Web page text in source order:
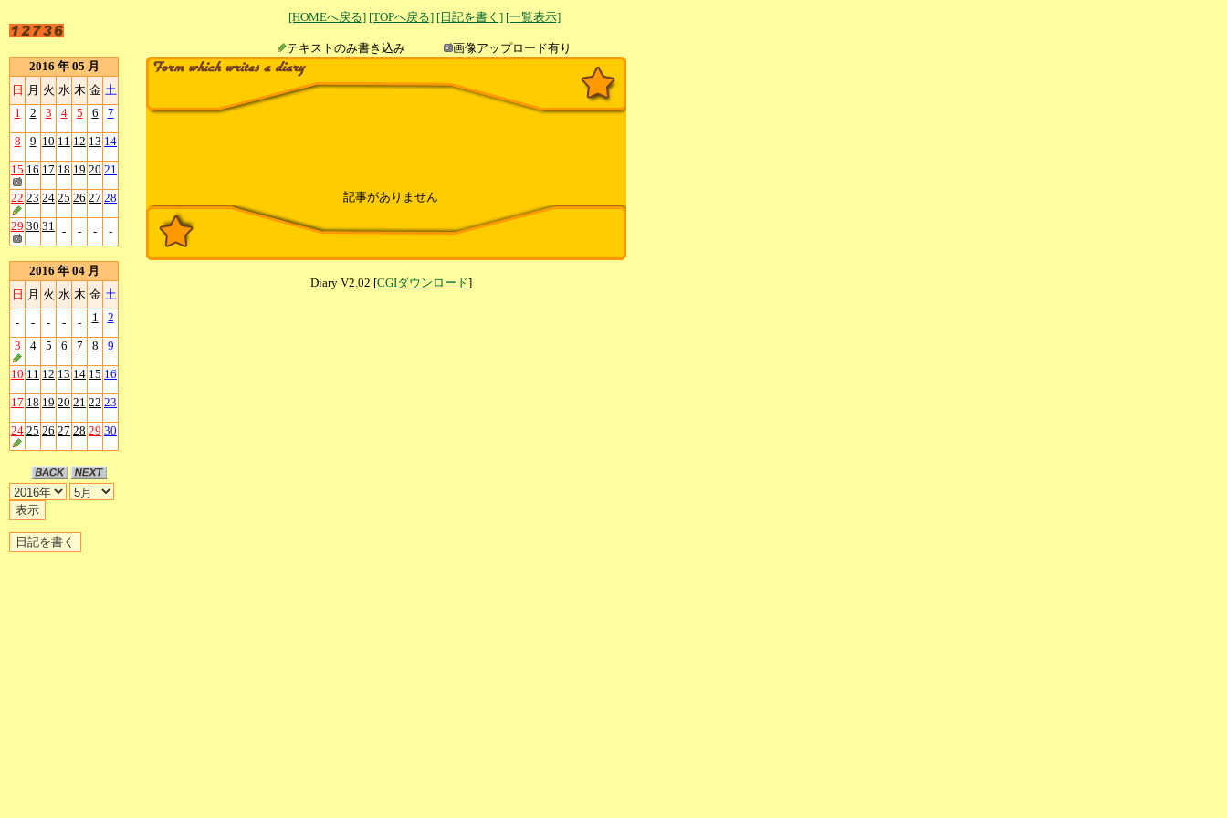
[HOMEへ戻る] [TOPへ戻る] [日記を書く] [一覧表示]
テキストのみ書き込み
画像アップロード有り
2016 年 05 月
日 月 火 水 木 金 土
1
2 3 4 5 6 7
8 9 10 11 12 13 14
15 16 17 18 19 20 21
22 23 24 25 26 27 28
29 30 31 - - - -
2016 年 04 月
日 月 火 水 木 金 土
- - - - - 1 2
3 4 5 6 7 8 9
10 11 12 13 14 15 16
17 18 19 20 21 22 23
24 25 26 27 28 29 30
記事がありません
Diary V2.02 [CGIダウンロード]